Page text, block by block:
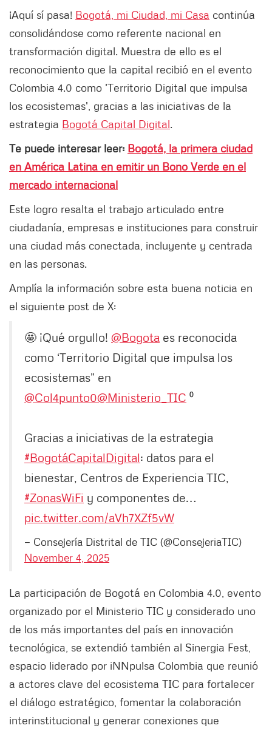
¡Aquí sí pasa! Bogotá, mi Ciudad, mi Casa continúa
consolidándose como referente nacional en
transformación digital. Muestra de ello es el
reconocimiento que la capital recibió en el evento
Colombia 4.0 como 'Territorio Digital que impulsa
los ecosistemas', gracias a las iniciativas de la
estrategia Bogotá Capital Digital.
Te puede interesar leer: Bogotá, la primera ciudad
en América Latina en emitir un Bono Verde en el
mercado internacional
Este logro resalta el trabajo articulado entre
ciudadanía, empresas e instituciones para construir
una ciudad más conectada, incluyente y centrada
en las personas.
Amplía la información sobre esta buena noticia en
el siguiente post de X:
🤩 ¡Qué orgullo! @Bogota es reconocida
como ‘Territorio Digital que impulsa los
ecosistemas” en
@Col4punto0@Ministerio_TIC ⁰
Gracias a iniciativas de la estrategia
#BogotáCapitalDigital: datos para el
bienestar, Centros de Experiencia TIC,
#ZonasWiFi y componentes de…
pic.twitter.com/aVh7XZf5vW
— Consejería Distrital de TIC (@ConsejeriaTIC)
November 4, 2025
La participación de Bogotá en Colombia 4.0, evento
organizado por el Ministerio TIC y considerado uno
de los más importantes del país en innovación
tecnológica, se extendió también al Sinergia Fest,
espacio liderado por iNNpulsa Colombia que reunió
a actores clave del ecosistema TIC para fortalecer
el diálogo estratégico, fomentar la colaboración
interinstitucional y generar conexiones que